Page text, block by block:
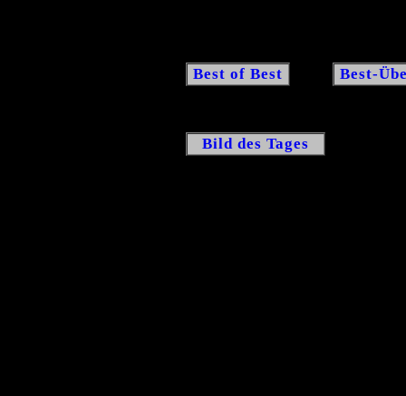
Best of Best Best-
Bild des Tages